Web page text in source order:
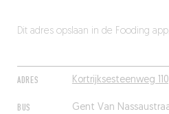
ADRES Kortrijksesteenweg
BUS Gent Van
Dit adres opslaan in de Fooding app,